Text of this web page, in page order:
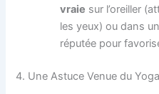
vraie sur l’oreiller
les yeux) ou dans
réputée pour
4. Une Astuce Venue du